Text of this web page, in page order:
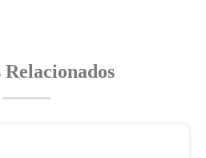
Relacionados